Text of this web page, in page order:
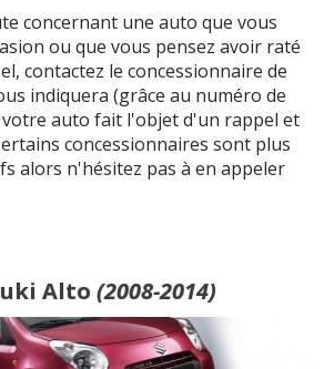
concernant une auto que vous
ou que vous pensez avoir raté
contactez le concessionnaire de
indiquera (grâce au numéro de
auto fait l'objet d'un rappel et
concessionnaires sont plus
alors n'hésitez pas à en appeler
Alto (2008-2014)